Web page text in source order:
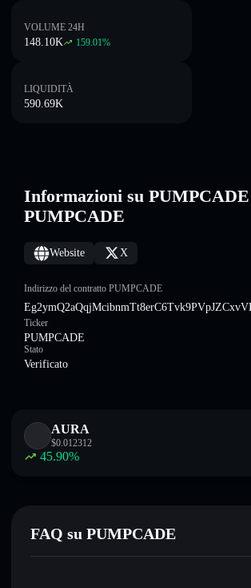
VOLUME 24H
148.10K 159.01%
LIQUIDITÀ
590.69K
Informazioni su PUMPCADE
PUMPCADE
Website X
Indirizzo del contratto PUMPCADE
Ticker
PUMPCADE
Stato
Verificato
AURA
$0.012312
45.90%
FAQ su PUMPCADE